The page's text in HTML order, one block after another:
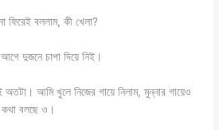
ফিরেই বললাম, কী খেলা?
দুজনে চাপা দিয়ে নিই।
আমি খুলে নিজের গায়ে নিলাম, মুন্নার গায়েও
কথা বলছে ও।